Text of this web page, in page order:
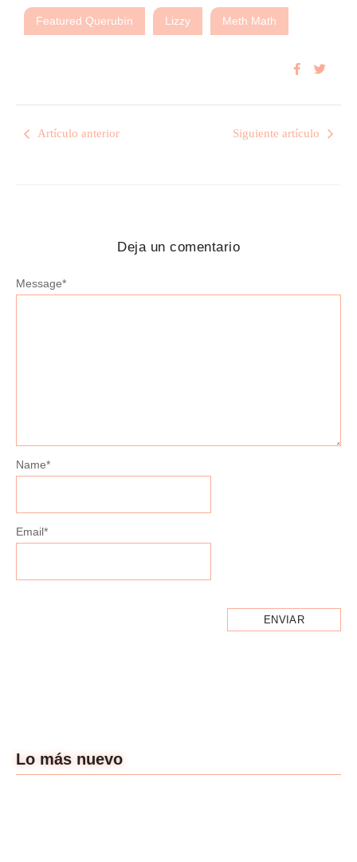
Featured Querubín Lizzy Meth Math
Artículo anterior Siguiente artículo
Deja un comentario
Message*
Name*
Email*
Lo más nuevo